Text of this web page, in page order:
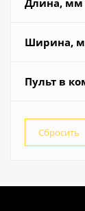
400
420
400
Весь список
Ширина,
400
Пульт в
Нет